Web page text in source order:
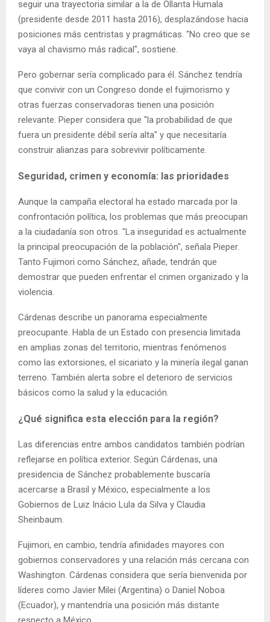
seguir una trayectoria similar a la de Ollanta Humala
(presidente desde 2011 hasta 2016), desplazándose hacia
posiciones más centristas y pragmáticas. "No creo que se
vaya al chavismo más radical", sostiene.
Pero gobernar sería complicado para él. Sánchez tendría
que convivir con un Congreso donde el fujimorismo y
otras fuerzas conservadoras tienen una posición
relevante. Pieper considera que "la probabilidad de que
fuera un presidente débil sería alta" y que necesitaría
construir alianzas para sobrevivir políticamente.
Seguridad, crimen y economía: las prioridades
Aunque la campaña electoral ha estado marcada por la
confrontación política, los problemas que más preocupan
a la ciudadanía son otros. "La inseguridad es actualmente
la principal preocupación de la población", señala Pieper.
Tanto Fujimori como Sánchez, añade, tendrán que
demostrar que pueden enfrentar el crimen organizado y la
violencia.
Cárdenas describe un panorama especialmente
preocupante. Habla de un Estado con presencia limitada
en amplias zonas del territorio, mientras fenómenos
como las extorsiones, el sicariato y la minería ilegal ganan
terreno. También alerta sobre el deterioro de servicios
básicos como la salud y la educación.
¿Qué significa esta elección para la región?
Las diferencias entre ambos candidatos también podrían
reflejarse en política exterior. Según Cárdenas, una
presidencia de Sánchez probablemente buscaría
acercarse a Brasil y México, especialmente a los
Gobiernos de Luiz Inácio Lula da Silva y Claudia
Sheinbaum.
Fujimori, en cambio, tendría afinidades mayores con
gobiernos conservadores y una relación más cercana con
Washington. Cárdenas considera que sería bienvenida por
líderes como Javier Milei (Argentina) o Daniel Noboa
(Ecuador), y mantendría una posición más distante